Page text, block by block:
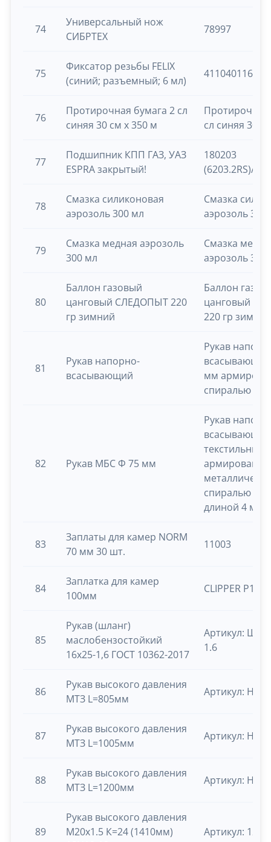
74
Универсальный нож
СИБРТЕХ
78997
75
Фиксатор резьбы FELIX
(синий; разъемный; 6 мл)
411040116
76
Протирочная бумага 2 сл
синяя 30 см х 350 м
Протирочная
сл синяя 30
77
Подшипник КПП ГАЗ, УАЗ
ESPRA закрытый!
180203
(6203.2RS)/
78
Смазка силиконовая
аэрозоль 300 мл
Смазка
аэрозоль 300
79
Смазка медная аэрозоль
300 мл
Смазка
аэрозоль 300
80
Баллон газовый
цанговый СЛЕДОПЫТ 220
гр зимний
Баллон
цанговый
220 гр
81
Рукав напорно-
всасывающий
Рукав
мм
спиралью
82 Рукав МБС Ф 75 мм
Рукав
текстильным
спиралью Ф
длиной 4
83
Заплаты для камер NORM
70 мм 30 шт.
11003
84
Заплатка для камер
100мм
CLIPPER P1113
85
Рукав (шланг)
маслобензостойкий
16х25-1,6 ГОСТ 10362-2017
Артикул:
1.6
86
Рукав высокого давления
МТЗ L=805мм
Артикул:
87
Рукав высокого давления
МТЗ L=1005мм
Артикул:
88
Рукав высокого давления
МТЗ L=1200мм
Артикул:
89
Рукав высокого давления
М20х1.5 К=24 (1410мм)
Артикул: